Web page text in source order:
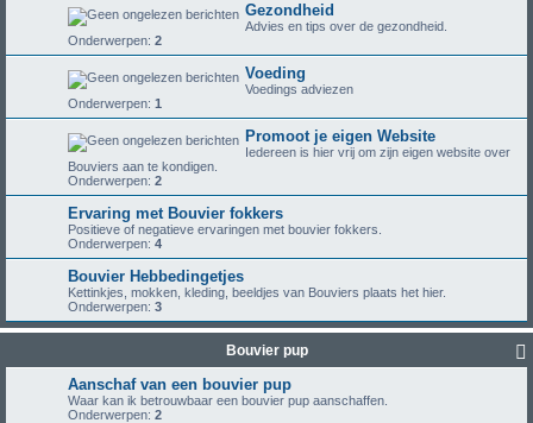
Gezondheid
Advies en tips over de gezondheid.
Onderwerpen: 2
Voeding
Voedings adviezen
Onderwerpen: 1
Promoot je eigen Website
Iedereen is hier vrij om zijn eigen website over
Bouviers aan te kondigen.
Onderwerpen: 2
Ervaring met Bouvier fokkers
Positieve of negatieve ervaringen met bouvier fokkers.
Onderwerpen: 4
Bouvier Hebbedingetjes
Kettinkjes, mokken, kleding, beeldjes van Bouviers plaats het hier.
Onderwerpen: 3
Bouvier pup
Aanschaf van een bouvier pup
Waar kan ik betrouwbaar een bouvier pup aanschaffen.
Onderwerpen: 2